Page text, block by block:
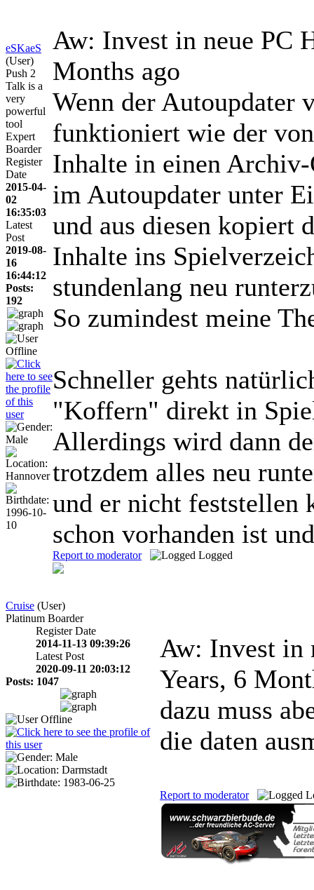
eSKaeS
(User)
Push 2
Talk is a
very
powerful
tool
Expert
Boarder
Register
Date
2015-04-
02
16:35:03
Latest
Post
2019-08-
16
16:44:12
Posts:
192
Aw: Invest in neue PC
Months ago
Wenn der Autoupdater
funktioniert wie der
Inhalte in einen
im Autoupdater unter
und aus diesen kopiert
Inhalte ins
stundenlang neu
So zumindest meine
Schneller gehts
"Koffern" direkt in
Allerdings wird dann
trotzdem alles neu
und er nicht feststellen
schon vorhanden ist
Report to moderator Logged
Cruise (User)
Platinum Boarder
Register Date
2014-11-13 09:39:26
Latest Post
2020-09-11 20:03:12
Posts: 1047
Aw: Invest in
Years, 6
dazu muss
die daten
Report to moderator